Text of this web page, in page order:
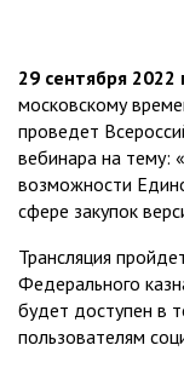
29 сентября 2022
московскому
проведет
вебинара на тему:
возможности
сфере закупок
Трансляция
Федерального
будет доступен в
пользователям